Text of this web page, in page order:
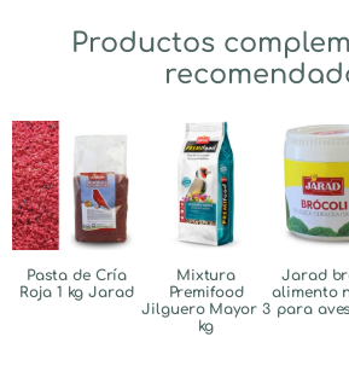
Productos
Pasta de Cría
Roja 1 kg Jarad
Mixtura
Premifood
Jilguero Mayor 3
kg
Jarad
alimento
para